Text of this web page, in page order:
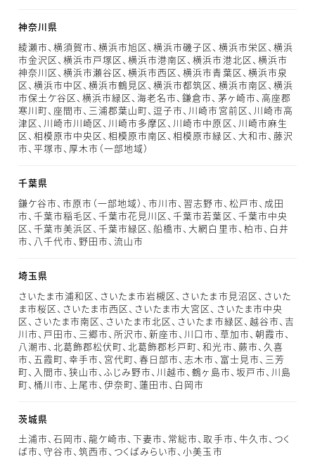
神奈川県
綾瀬市、横須賀市、横浜市旭区、横浜市磯子区、横浜市栄区、横浜
市金沢区、横浜市戸塚区、横浜市港南区、横浜市港北区、横浜市
神奈川区、横浜市瀬谷区、横浜市西区、横浜市青葉区、横浜市泉
区、横浜市中区、横浜市鶴見区、横浜市都筑区、横浜市南区、横浜
市保土ケ谷区、横浜市緑区、海老名市、鎌倉市、茅ヶ崎市、高座郡
寒川町、座間市、三浦郡葉山町、逗子市、川崎市宮前区、川崎市高
津区、川崎市川崎区、川崎市多摩区、川崎市中原区、川崎市麻生
区、相模原市中央区、相模原市南区、相模原市緑区、大和市、藤沢
市、平塚市、厚木市（一部地域）
千葉県
鎌ケ谷市、市原市（一部地域）、市川市、習志野市、松戸市、成田
市、千葉市稲毛区、千葉市花見川区、千葉市若葉区、千葉市中央
区、千葉市美浜区、千葉市緑区、船橋市、大網白里市、柏市、白井
市、八千代市、野田市、流山市
埼玉県
さいたま市浦和区、さいたま市岩槻区、さいたま市見沼区、さいた
ま市桜区、さいたま市西区、さいたま市大宮区、さいたま市中央
区、さいたま市南区、さいたま市北区、さいたま市緑区、越谷市、吉
川市、戸田市、三郷市、所沢市、新座市、川口市、草加市、朝霞市、
八潮市、北葛飾郡松伏町、北葛飾郡杉戸町、和光市、蕨市、久喜
市、五霞町、幸手市、宮代町、春日部市、志木市、富士見市、三芳
町、入間市、狭山市、ふじみ野市、川越市、鶴ヶ島市、坂戸市、川島
町、桶川市、上尾市、伊奈町、蓮田市、白岡市
茨城県
土浦市、石岡市、龍ケ崎市、下妻市、常総市、取手市、牛久市、つく
ば市、守谷市、筑西市、つくばみらい市、小美玉市